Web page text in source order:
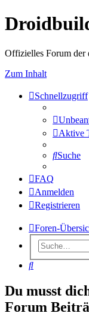
Offizielles Forum der
Zum Inhalt
Schnellzugriff
Aktive
Suche
FAQ
Anmelden
Registrieren
Foren-
Suche
Du musst
Forum